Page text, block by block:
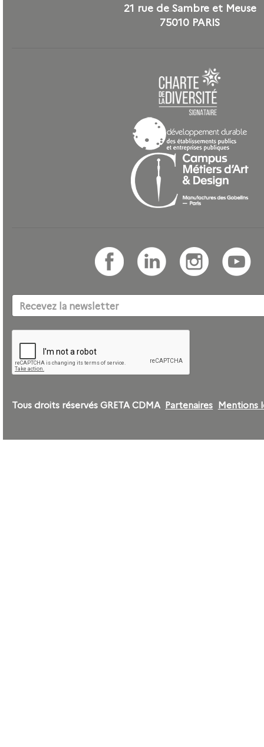
21 rue de Sambre et Meuse
75010 PARIS
Tous droits réservés GRETA CDMA Partenaires Mentions